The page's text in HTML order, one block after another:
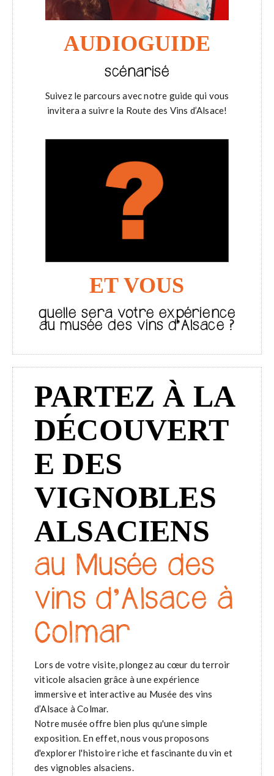
AUDIOGUIDE
scénarisé
Suivez le parcours avec notre guide qui vous
invitera a suivre la Route des Vins d’Alsace!
ET VOUS
quelle sera votre expérience
au musée des vins d’Alsace ?
PARTEZ À LA
DÉCOUVERT
E DES
VIGNOBLES
ALSACIENS
au Musée des
vins d’Alsace à
Colmar
Lors de votre visite, plongez au cœur du terroir
viticole alsacien grâce à une expérience
immersive et interactive au Musée des vins
d’Alsace à Colmar.
Notre musée offre bien plus qu'une simple
exposition. En effet, nous vous proposons
d'explorer l'histoire riche et fascinante du vin et
des vignobles alsaciens.